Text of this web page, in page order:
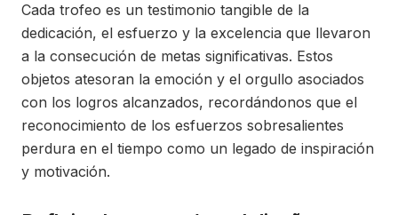
Cada trofeo es un testimonio tangible de la
dedicación, el esfuerzo y la excelencia que llevaron
a la consecución de metas significativas. Estos
objetos atesoran la emoción y el orgullo asociados
con los logros alcanzados, recordándonos que el
reconocimiento de los esfuerzos sobresalientes
perdura en el tiempo como un legado de inspiración
y motivación.